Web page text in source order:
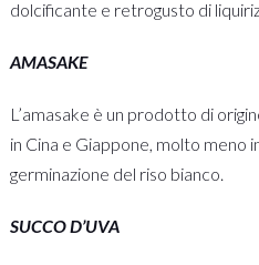
dolcificante e retrogusto di
AMASAKE
L’amasake è un prodotto di
in Cina e Giappone, molto meno
germinazione del riso bianco.
SUCCO D’UVA